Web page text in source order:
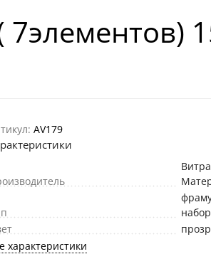
AV179
характеристики